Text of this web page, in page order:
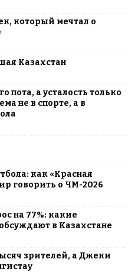
который мечтал о
Казахстан
пота, а усталость только
не в спорте, а в
как «Красная
говорить о ЧМ-2026
на 77%: какие
в Казахстане
зрителей, а Джеки